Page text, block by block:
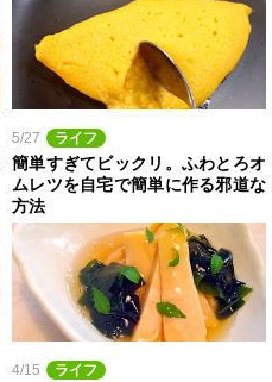
5/27 ライフ
簡単すぎてビックリ。ふわとろオ
ムレツを自宅で簡単に作る邪道な
方法
4/15 ライフ